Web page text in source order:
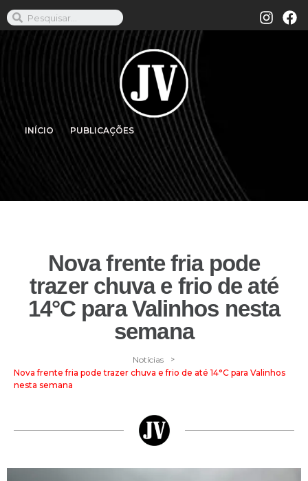
INÍCIO PUBLICAÇÕES
Nova frente fria pode
trazer chuva e frio de até
14°C para Valinhos nesta
semana
Notícias >
Nova frente fria pode trazer chuva e frio de até 14°C para Valinhos
nesta semana